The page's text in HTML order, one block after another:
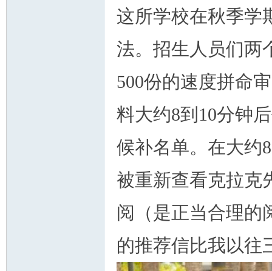
这所学校在秋季学
法。招生人员们两
500份的速度拼命
料大约8到10分钟
候补名单。在大约
被重新查看克拉克
阅（是正当合理的
的推荐信比我以往